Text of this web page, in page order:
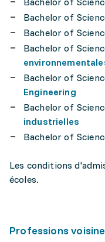
Bachelor of
Bachelor of
Bachelor of
Bachelor of
Engineering
Bachelor of
industrielles
Bachelor of
Les conditions
écoles.
Professions